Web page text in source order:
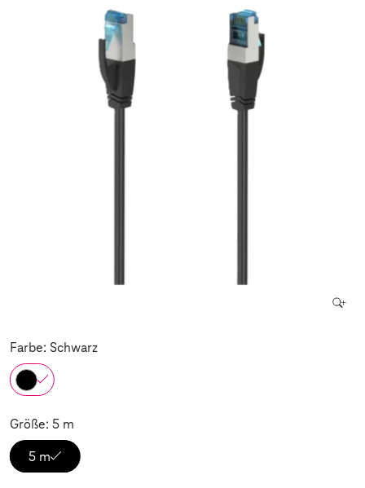
Farbe: Schwarz
Größe: 5 m
5 m